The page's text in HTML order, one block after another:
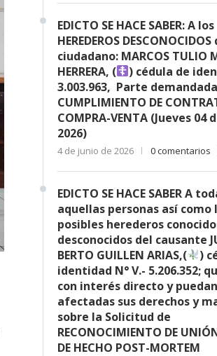
EDICTO SE HACE SABER: A los
HEREDEROS DESCONOCIDOS
ciudadano: MARCOS TULIO
HERRERA, (
) cédula de
3.003.963, Parte
CUMPLIMIENTO DE
COMPRA-VENTA (Jueves 04
2026)
4 de junio de 2026 0 comentarios
EDICTO SE HACE SABER A
aquellas personas así como
posibles herederos
desconocidos del causante
BERTO GUILLEN ARIAS,(
)
identidad N° V.- 5.206.352;
con interés directo y
afectadas sus derechos y
sobre la Solicitud de
RECONOCIMIENTO DE
DE HECHO POST-MORTEM